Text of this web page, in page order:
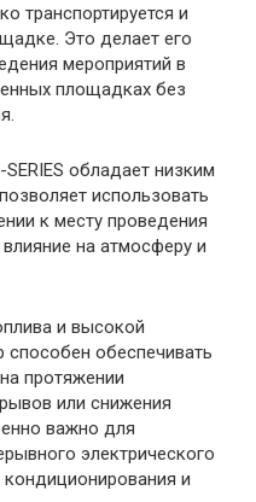
транспортируется и
Это делает его
мероприятий в
площадках без
обладает низким
использовать
к месту проведения
на атмосферу и
и высокой
способен обеспечивать
протяжении
или снижения
важно для
электрического
и